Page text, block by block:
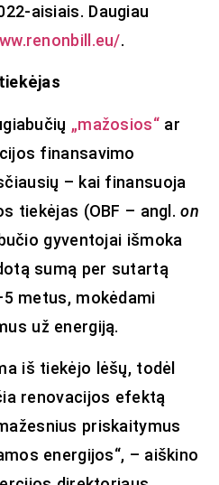
aisiais. Daugiau
.
„mažosios“ar
finansavimo
– kai finansuoja
tiekėjas (OBF – angl.on
gyventojai išmoka
sumą per sutartą
metus, mokėdami
už energiją.
iš tiekėjo lėšų, todėl
renovacijos efektą
priskaitymus
energijos“, – aiškino